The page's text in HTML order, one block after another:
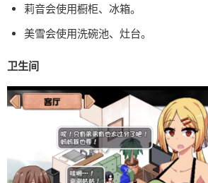
莉音会使用橱柜、冰箱。
美雪会使用洗碗池、灶台。
卫生间